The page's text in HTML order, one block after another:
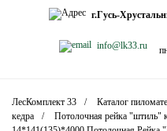
г.Гусь-
info@lk33.ru
ЛесКомплект 33 Каталог
кедра
Потолочная рейка "штиль"